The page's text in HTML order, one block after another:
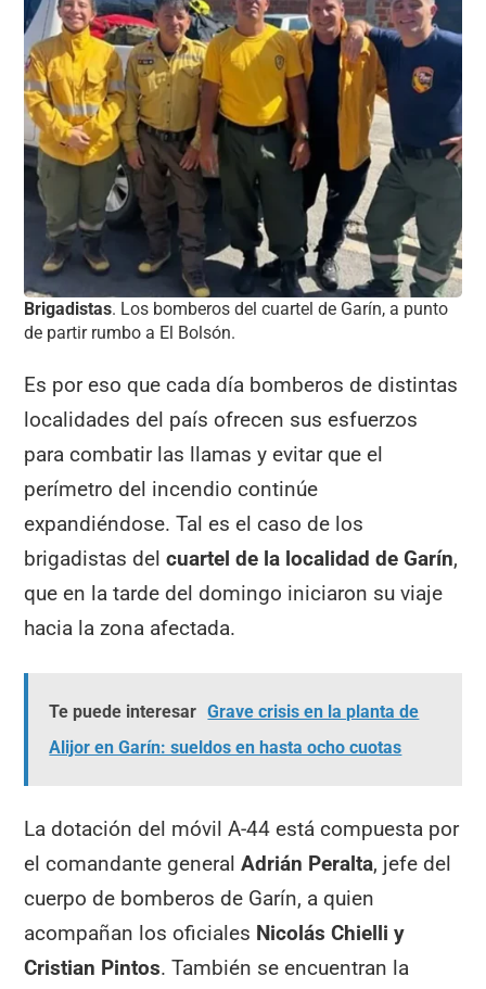
Brigadistas. Los bomberos del cuartel de Garín, a punto
de partir rumbo a El Bolsón.
Es por eso que cada día bomberos de distintas
localidades del país ofrecen sus esfuerzos
para combatir las llamas y evitar que el
perímetro del incendio continúe
expandiéndose. Tal es el caso de los
brigadistas delcuartel de la localidad de Garín,
que en la tarde del domingo iniciaron su viaje
hacia la zona afectada.
Te puede interesar Grave crisis en la planta de
Alijor en Garín: sueldos en hasta ocho cuotas
La dotación del móvil A-44 está compuesta por
el comandante generalAdrián Peralta, jefe del
cuerpo de bomberos de Garín, a quien
acompañan los oficiales Nicolás Chielli y
Cristian Pintos. También se encuentran la